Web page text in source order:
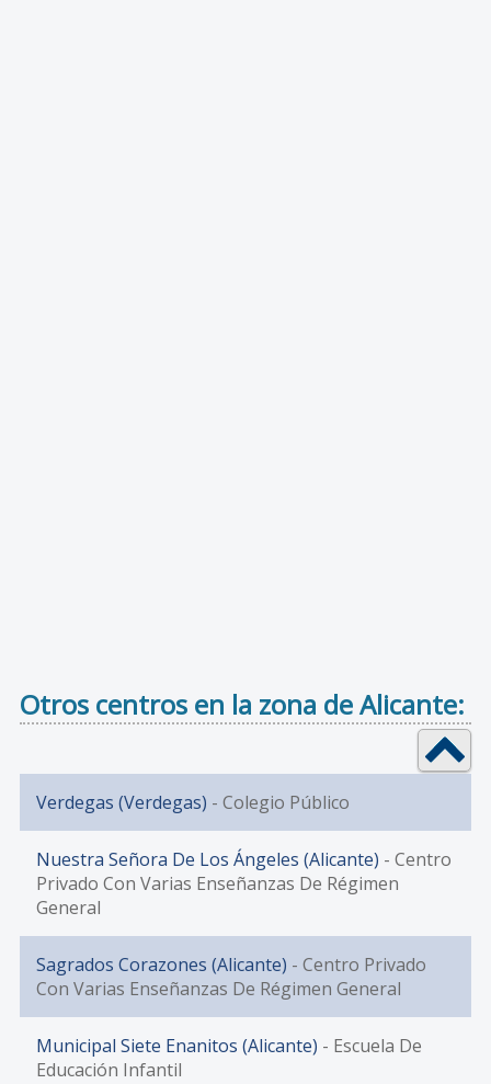
Otros centros en la zona de Alicante:
Verdegas (Verdegas) - Colegio Público
Nuestra Señora De Los Ángeles (Alicante) - Centro
Privado Con Varias Enseñanzas De Régimen
General
Sagrados Corazones (Alicante) - Centro Privado
Con Varias Enseñanzas De Régimen General
Municipal Siete Enanitos (Alicante) - Escuela De
Educación Infantil